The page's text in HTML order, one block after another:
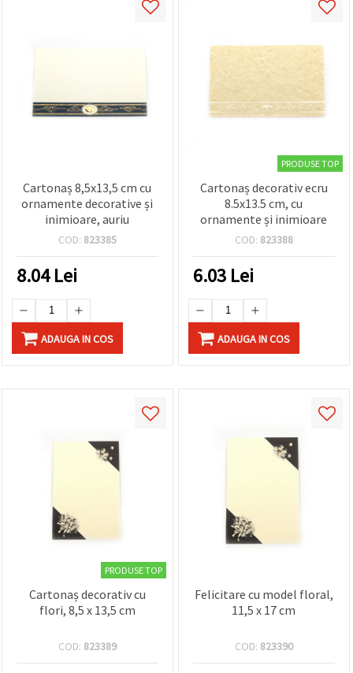
Cartonaș 8,5x13,5 cm cu
ornamente decorative și
inimioare, auriu
COD: 823385
8.04Lei
ADAUGA IN COS
PRODUSE TOP
Cartonaș decorativ ecru
8.5x13.5 cm, cu
ornamente și inimioare
COD: 823388
6.03 Lei
ADAUGA IN COS
PRODUSE TOP
Cartonaș decorativ cu
flori, 8,5 x 13,5 cm
COD: 823389
Felicitare cu model floral,
11,5 x 17 cm
COD: 823390